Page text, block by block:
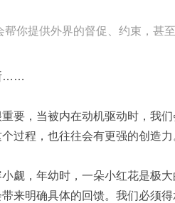
你提供外界的督促、约束，甚至
……
要，当被内在动机驱动时，我
过程，也往往会有更强的创造力
觑，年幼时，一朵小红花是极
来明确具体的回馈。我们必须